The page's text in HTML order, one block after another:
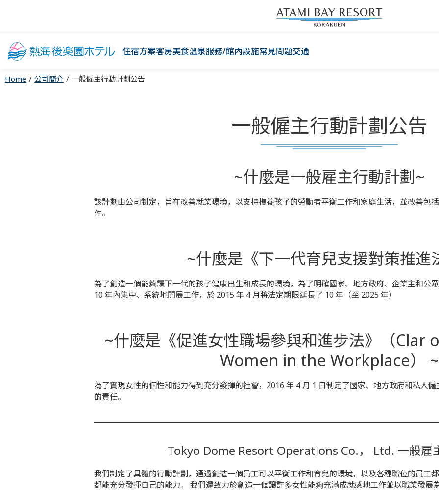
住宿方案客房美食溫泉服務/館內設施常見問題交通
Home 公司簡介 一般僱主行動計劃公告
一般僱主行動計劃公告
~什麼是一般雇主行動計劃~
該計劃由公司制定，旨在改善就業環境，以支持撫養孩子的勞動者平衡工作和家庭生活，並改善包
件。
~什麼是《下一代育兒支援對策推進
為了創造一個能夠讓下一代的孩子健康出生和成長的環境，為了明確國家、地方政府、企業主和公
10 年內集中、系統地開展工作，於 2015 年 4 月將法定期限延長了 10 年（至 2025 年）
~什麼是《促進女性職場參與和進步法》（
Women in the Workplace） ~
為了實現女性的個性和能力得到充分發揮的社會，2016 年 4 月 1 日制定了國家、地方政府和私人
的責任。
Tokyo Dome Resort Operations Co.， Ltd. 一般雇
我們制定了具體的行動計劃，通過創造一個員工可以平衡工作和育兒的環境，以及各種職位的員工
都能充分發揮自己的能力。 我們還致力於創造一個讓許多女性能夠充滿成就感地工作並以職業發展